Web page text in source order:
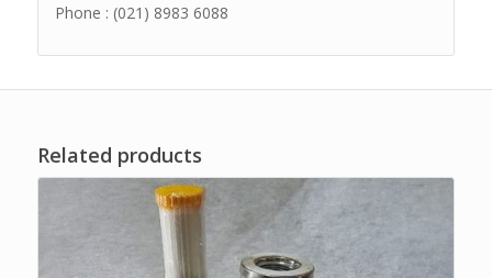
Phone : (021) 8983 6088
Related products